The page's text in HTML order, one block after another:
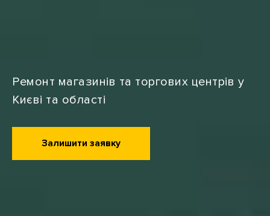
Ремонт магазинів та торгових центрів у
Києві та області
Залишити заявку